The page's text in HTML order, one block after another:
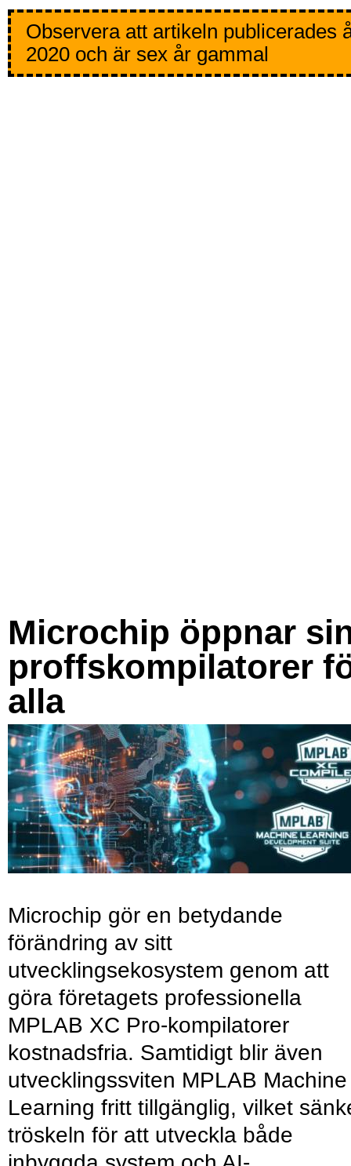
Observera att artikeln publicerades
2020 och är sex år gammal
Microchip öppnar
proffskompilatorer
alla
Microchip gör en betydande
förändring av sitt
utvecklingsekosystem genom att
göra företagets professionella
MPLAB XC Pro-kompilatorer
kostnadsfria. Samtidigt blir även
utvecklingssviten MPLAB Machine
Learning fritt tillgänglig, vilket
tröskeln för att utveckla både